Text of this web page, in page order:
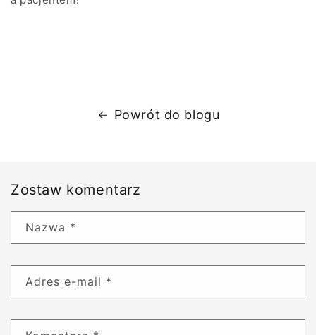
Powrót do blogu
Zostaw komentarz
Nazwa *
Adres e-mail *